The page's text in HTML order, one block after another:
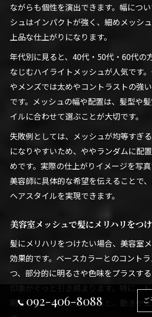
ながらも個性を演出できます。幅につ
シュはインパクトが強く、細めメッシ
上品な仕上がりになります。
年代別に見ると、40代・50代・60代の
なじむハイライトメッシュが人気です
やメンズでは太めやコントラストの強
です。メッシュの幅や配置は、髪型や
イルに合わせて選ぶことが大切です。
失敗例としては、メッシュが均等すぎ
になりやすいため、ややランダムに配
めです。実際の仕上がりイメージを写真
美容師に具体的な希望を伝えることで
ヘアスタイルを実現できます。
美容室メッシュで髪にメリハリをつ
髪にメリハリをつけたい場合、美容室メ
効果的です。ベースカラーとのコントラ
つ、部分的に明るさや色味をプラスする
印象がぐっと引き締まります。特に、
明るめのメッシュを入れると、動きや
092-406-8088